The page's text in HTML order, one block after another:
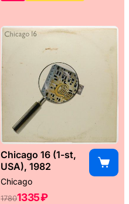
Chicago 16 (1-st,
USA), 1982
Chicago
17801335 ₽